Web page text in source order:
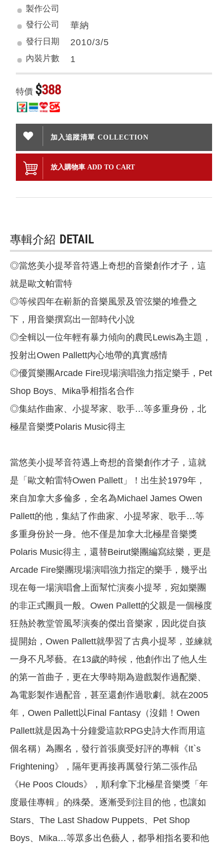
製作公司
發行公司
華納
發行日期 2010/3/5
內裝片數 1
特價 $388
加入追蹤清單 COLLECTION
放入購物車 ADD TO CART
專輯介紹 DETAIL
◎當悠美小提琴音符遇上奇想的音樂創作才子，這
就是歐文帕雷特
◎等候四年在嶄新的音樂風景及管弦樂的堆疊之
下，用音樂撰寫出一部時代小說
◎全輯以一位年輕有暴力傾向的農民Lewis為主題，
投射出Owen Pallett內心地帶的真實感情
◎優質樂團Arcade Fire現場演唱強力指定樂手，Pet
Shop Boys、Mika爭相指名合作
◎集結作曲家、小提琴家、歌手…等多重身份，北
極星音樂獎Polaris Music得主
當悠美小提琴音符遇上奇想的音樂創作才子，這就
是「歐文帕雷特Owen Pallett」！出生於1979年，
來自加拿大多倫多，全名為Michael James Owen
Pallett的他，集結了作曲家、小提琴家、歌手…等
多重身份於一身。他不僅是加拿大北極星音樂獎
Polaris Music得主，還替Beirut樂團編寫絃樂，更是
Arcade Fire樂團現場演唱強力指定的樂手，幾乎出
現在每一場演唱會上面幫忙演奏小提琴，宛如樂團
的非正式團員一般。Owen Pallett的父親是一個極度
狂熱於教堂管風琴演奏的傑出音樂家，因此從自孩
提開始，Owen Pallett就學習了古典小提琴，並練就
一身不凡琴藝。在13歲的時候，他創作出了他人生
的第一首曲子，更在大學時期為遊戲製作過配樂、
為電影製作過配音，甚至還創作過歌劇。就在2005
年，Owen Pallett以Final Fantasy（沒錯！Owen
Pallett就是因為十分鐘愛這款RPG史詩大作而用這
個名稱）為團名，發行首張廣受好評的專輯《It`s
Frightening》，隔年更再接再厲發行第二張作品
《He Poos Clouds》，順利拿下北極星音樂獎「年
度最佳專輯」的殊榮。逐漸受到注目的他，也讓如
Stars、The Last Shadow Puppets、Pet Shop
Boys、Mika…等眾多出色藝人，都爭相指名要和他